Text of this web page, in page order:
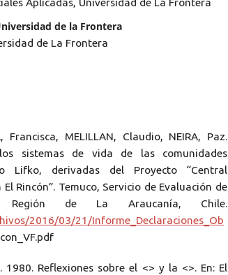
Aplicadas, Universidad de La Frontera
de la Frontera
de La Frontera
Francisca, MELILLAN, Claudio, NEIRA, Paz.
sistemas de vida de las comunidades
Lifko, derivadas del Proyecto “Central
Rincón”. Temuco, Servicio de Evaluación de
Región de La Araucanía, Chile.
2016/03/21/Informe_Declaraciones_Ob
1980. Reflexiones sobre el <> y la <>. En: El